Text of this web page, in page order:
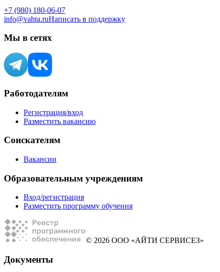
+7 (980) 180-06-07
info@vahta.ruНаписать в поддержку
Мы в сетях
Работодателям
Регистрация/вход
Разместить вакансию
Соискателям
Вакансии
Образовательным учреждениям
Вход/регистрация
Разместить программу обучения
© 2026 ООО «АЙТИ СЕРВИСЕЗ»
Документы